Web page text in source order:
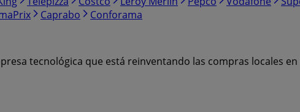
Caprabo Conforama
tecnológica que está reinventando las compras locales